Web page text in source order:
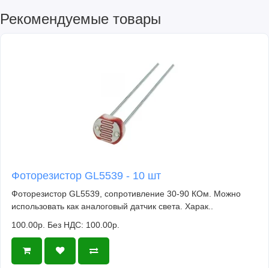
Рекомендуемые товары
Фоторезистор GL5539 - 10 шт
Фоторезистор GL5539, сопротивление 30-90 КОм. Можно
использовать как аналоговый датчик света. Харак..
100.00р. Без НДС: 100.00р.